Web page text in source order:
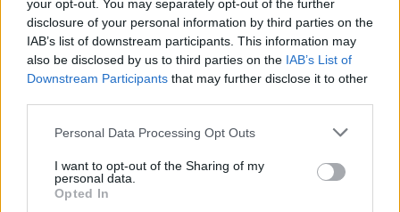
your opt-out. You may separately opt-out of the further
disclosure of your personal information by third parties on the
IAB’s list of downstream participants. This information may
also be disclosed by us to third parties on the IAB’s List of
Downstream Participants that may further disclose it to other
Personal Data Processing Opt Outs
I want to opt-out of the Sharing of my
personal data.
Opted In
μεταφορά άνδρα για στρατιωτική
επιστράτευση στην Ουκρανία
επαναφέρει τη συζήτηση για το λεγόμενο
«busification».
Ουκρανία: Βίντεο σοκ με
«busification»
Βίντεο που φέρεται να δείχνει βίαιη